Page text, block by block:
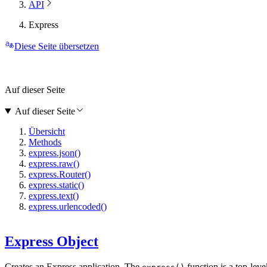
API
Express
Diese Seite übersetzen
Express Object
Auf dieser Seite
Auf dieser Seite
Übersicht
Methods
express.json()
express.raw()
express.Router()
express.static()
express.text()
express.urlencoded()